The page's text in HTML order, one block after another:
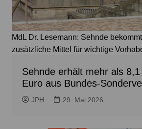
MdL Dr. Lesemann: Sehnde
zusätzliche Mittel für wichtige
Sehnde erhält mehr als 8,1
Euro aus Bundes-
JPH 29. Mai 2026